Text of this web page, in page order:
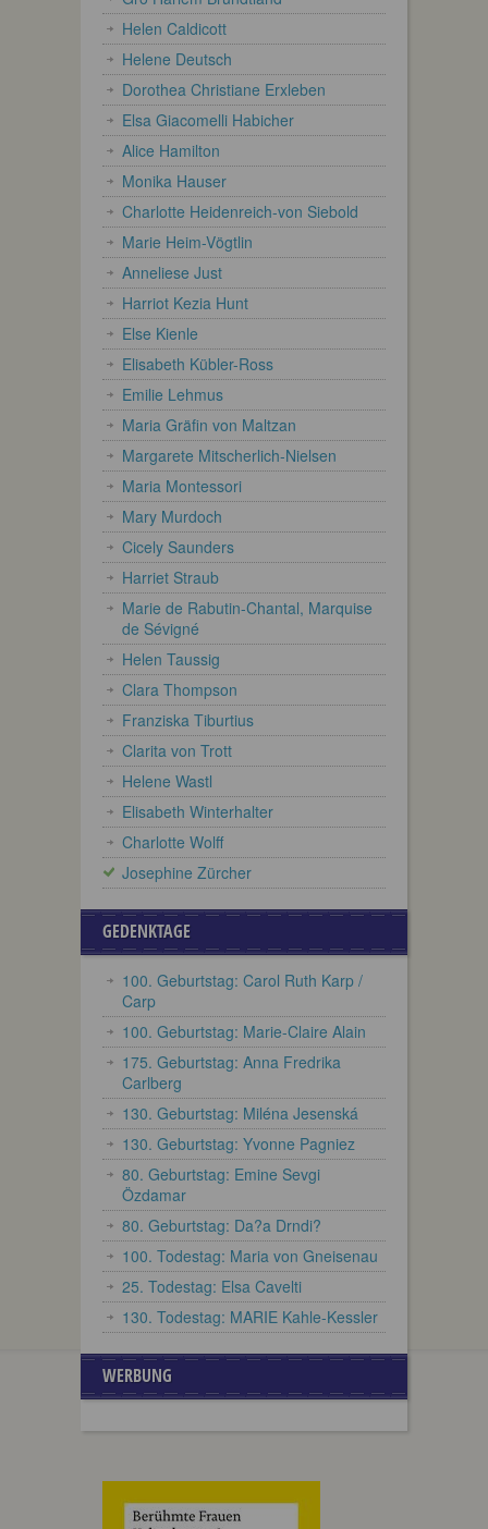
Helen Caldicott
Helene Deutsch
Dorothea Christiane Erxleben
Elsa Giacomelli Habicher
Alice Hamilton
Monika Hauser
Charlotte Heidenreich-von Siebold
Marie Heim-Vögtlin
Anneliese Just
Harriot Kezia Hunt
Else Kienle
Elisabeth Kübler-Ross
Emilie Lehmus
Maria Gräfin von Maltzan
Margarete Mitscherlich-Nielsen
Maria Montessori
Mary Murdoch
Cicely Saunders
Harriet Straub
Marie de Rabutin-Chantal, Marquise
de Sévigné
Helen Taussig
Clara Thompson
Franziska Tiburtius
Clarita von Trott
Helene Wastl
Elisabeth Winterhalter
Charlotte Wolff
Josephine Zürcher
GEDENKTAGE
100. Geburtstag: Carol Ruth Karp /
Carp
100. Geburtstag: Marie-Claire Alain
175. Geburtstag: Anna Fredrika
Carlberg
130. Geburtstag: Miléna Jesenská
130. Geburtstag: Yvonne Pagniez
80. Geburtstag: Emine Sevgi
Özdamar
80. Geburtstag: Da?a Drndi?
100. Todestag: Maria von Gneisenau
25. Todestag: Elsa Cavelti
130. Todestag: MARIE Kahle-Kessler
WERBUNG